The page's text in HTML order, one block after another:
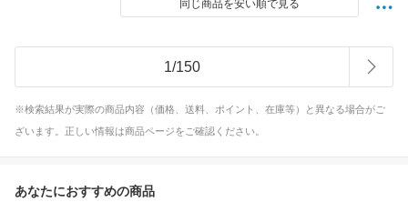
同じ商品を安い順で見る
1/150
※検索結果が実際の商品内容（価格、送料、ポイント、在庫等）と異なる場合がご
ざいます。正しい情報は商品ページをご確認ください。
あなたにおすすめの商品